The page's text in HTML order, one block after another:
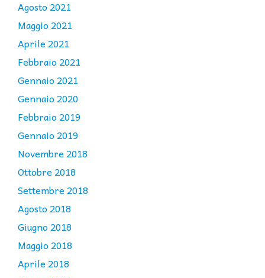
Agosto 2021
Maggio 2021
Aprile 2021
Febbraio 2021
Gennaio 2021
Gennaio 2020
Febbraio 2019
Gennaio 2019
Novembre 2018
Ottobre 2018
Settembre 2018
Agosto 2018
Giugno 2018
Maggio 2018
Aprile 2018